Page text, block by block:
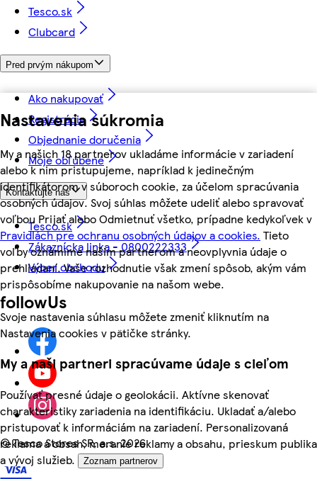
Nastavenia súkromia
My a našich 18 partnerov ukladáme informácie v zariadení
alebo k nim pristupujeme, napríklad k jedinečným
identifikátorom v súboroch cookie, za účelom spracúvania
osobných údajov. Svoj súhlas môžete udeliť alebo spravovať
voľbou Prijať alebo Odmietnuť všetko, prípadne kedykoľvek v
Pravidlách pre ochranu osobných údajov a cookies. Tieto
voľby oznámime našim partnerom a neovplyvnia údaje o
prehliadaní. Vaše rozhodnutie však zmení spôsob, akým vám
prispôsobíme nakupovanie na našom webe.
Svoje nastavenia súhlasu môžete zmeniť kliknutím na
Nastavenia cookies v pätičke stránky.
My a naši partneri spracúvame údaje s cieľom
Používať presné údaje o geolokácii. Aktívne skenovať
charakteristiky zariadenia na identifikáciu. Ukladať a/alebo
pristupovať k informáciám na zariadení. Personalizovaná
reklama a obsah, meranie reklamy a obsahu, prieskum publika
a vývoj služieb.
Zoznam partnerov
Tesco.sk
Clubcard
Pred prvým nákupom
Ako nakupovať
Registrácia
Objednanie doručenia
Moje obľúbené
Kontaktujte nás
Tesco.sk
Zákaznícka linka - 0800222333
Výber obchodu
followUs
©Tesco Stores SR, a.s. 2026